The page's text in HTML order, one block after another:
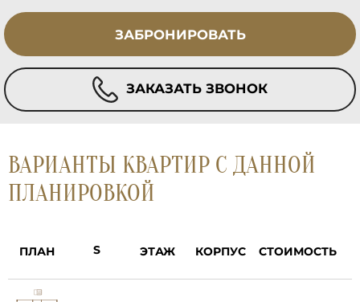
ЗАБРОНИРОВАТЬ
ЗАКАЗАТЬ ЗВОНОК
ВАРИАНТЫ КВАРТИР С ДАННОЙ
ПЛАНИРОВКОЙ
ПЛАН ЭТАЖ КОРПУС СТОИМОСТЬ